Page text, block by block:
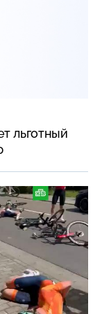
льготный